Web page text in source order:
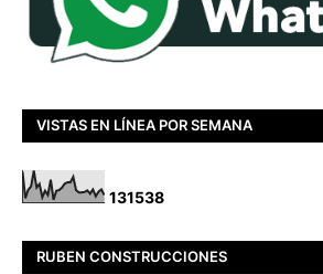
VISTAS EN LÍNEA POR SEMANA
131538
RUBEN CONSTRUCCIONES